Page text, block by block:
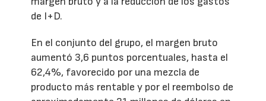
de I+D.
En el conjunto del grupo, el margen bruto
aumentó 3,6 puntos porcentuales, hasta el
62,4%, favorecido por una mezcla de
producto más rentable y por el reembolso de